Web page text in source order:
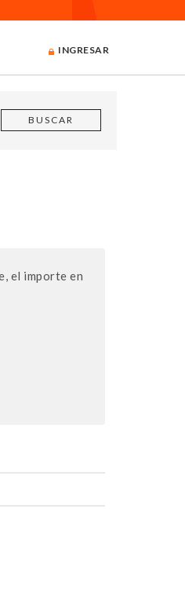
INGRESAR
el importe en